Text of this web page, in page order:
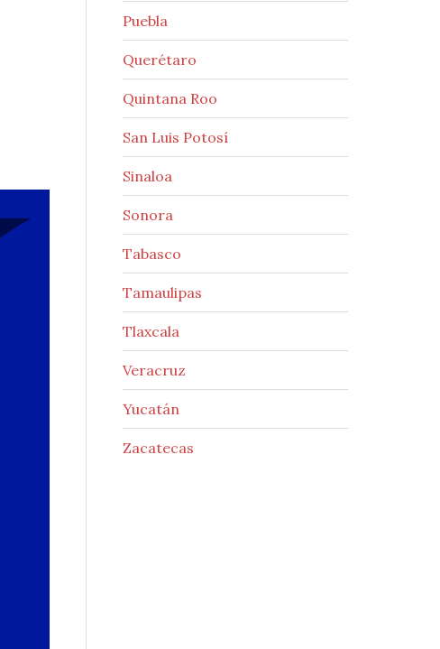
Puebla
Querétaro
Quintana Roo
San Luis Potosí
Sinaloa
Sonora
Tabasco
Tamaulipas
Tlaxcala
Veracruz
Yucatán
Zacatecas